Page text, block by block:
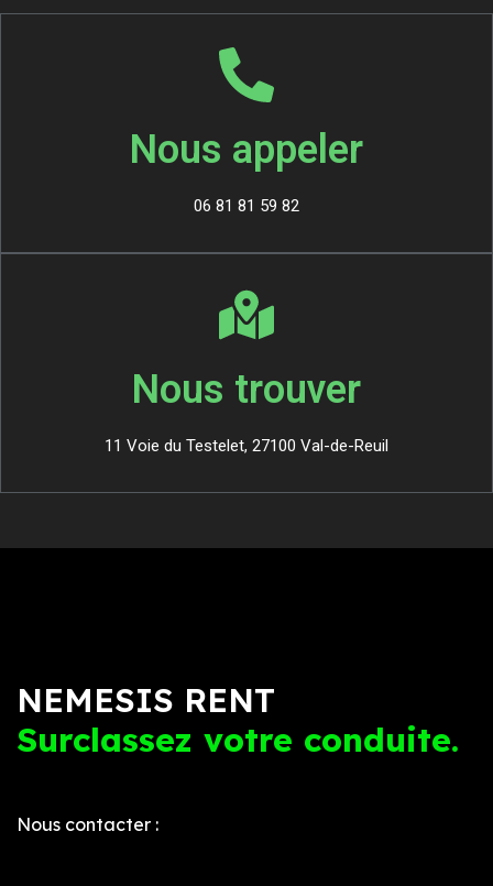
Nous appeler
06 81 81 59 82
Nous trouver
11 Voie du Testelet, 27100 Val-de-Reuil
NEMESIS RENT
Surclassez votre conduite.
Nous contacter :